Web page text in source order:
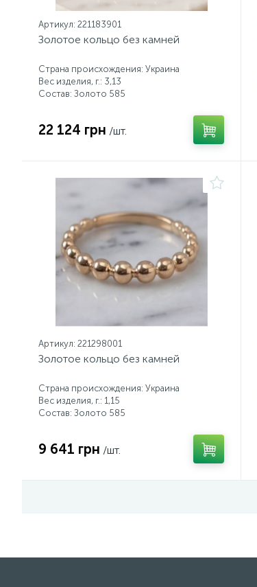
Артикул: 221183901
Золотое кольцо без камней
Страна происхождения: Украина
Вес изделия, г.: 3,13
Состав: Золото 585
22 124 грн /шт.
Артикул: 221298001
Золотое кольцо без камней
Страна происхождения: Украина
Вес изделия, г.: 1,15
Состав: Золото 585
9 641 грн /шт.